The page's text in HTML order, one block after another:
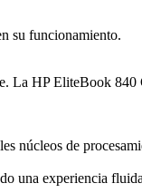
su funcionamiento.
HP EliteBook 840
de
una experiencia